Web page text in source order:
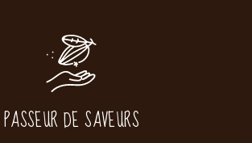
PASSEUR DE SAVEURS